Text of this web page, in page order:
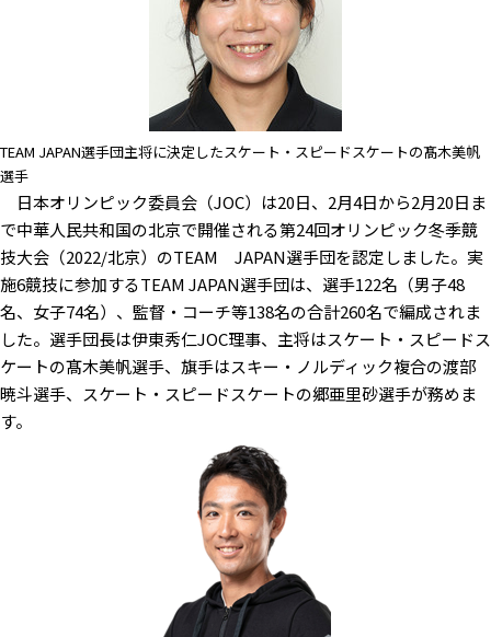
TEAM JAPAN選手団主将に決定したスケート・スピードスケートの髙木美帆
選手
日本オリンピック委員会（JOC）は20日、2月4日から2月20日ま
で中華人民共和国の北京で開催される第24回オリンピック冬季競
技大会（2022/北京）のTEAM JAPAN選手団を認定しました。実
施6競技に参加するTEAM JAPAN選手団は、選手122名（男子48
名、女子74名）、監督・コーチ等138名の合計260名で編成されま
した。選手団長は伊東秀仁JOC理事、主将はスケート・スピードス
ケートの髙木美帆選手、旗手はスキー・ノルディック複合の渡部
暁斗選手、スケート・スピードスケートの郷亜里砂選手が務めま
す。